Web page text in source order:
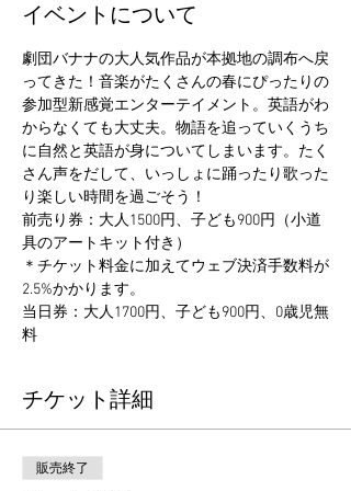
イベントについて
劇団バナナの大人気作品が本拠地の調布へ戻
ってきた！音楽がたくさんの春にぴったりの
参加型新感覚エンターテイメント。英語がわ
からなくても大丈夫。物語を追っていくうち
に自然と英語が身についてしまいます。たく
さん声をだして、いっしょに踊ったり歌った
り楽しい時間を過ごそう！
前売り券：大人1500円、子ども900円（小道
具のアートキット付き）
＊チケット料金に加えてウェブ決済手数料が
2.5%かかります。
当日券：大人1700円、子ども900円、0歳児無
料
チケット詳細
販売終了